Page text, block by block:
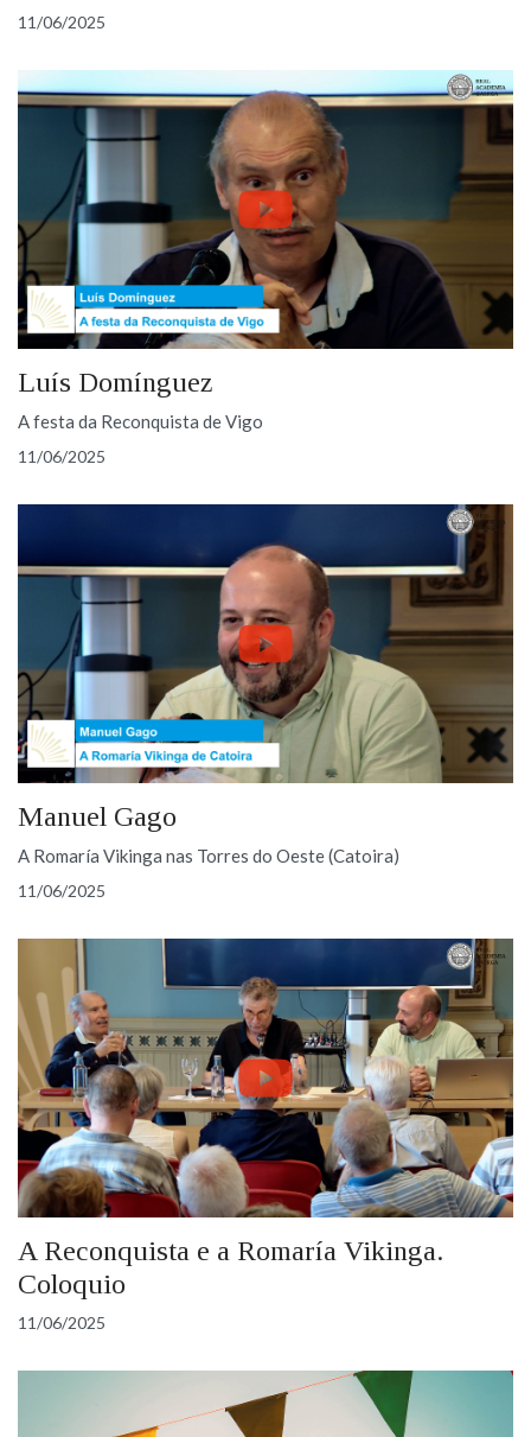
11/06/2025
Luís Domínguez
A festa da Reconquista de Vigo
11/06/2025
Manuel Gago
A Romaría Vikinga nas Torres do Oeste (Catoira)
11/06/2025
A Reconquista e a Romaría Vikinga.
Coloquio
11/06/2025